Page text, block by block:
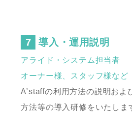
導入・運用説明
アライド・システム担当者
オーナー様、スタッフ様など
A’staffの利用方法の説明およ
方法等の導入研修をいたしま